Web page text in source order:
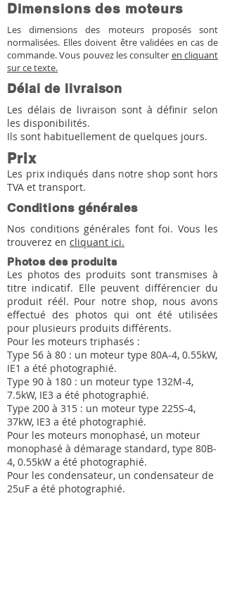
Dimensions des moteurs
Les dimensions des moteurs proposés sont
normalisées. Elles doivent être validées en cas de
commande. Vous pouvez les consulter en cliquant
sur ce texte.
Délai de livraison
Les délais de livraison sont à définir selon
les disponibilités.
Ils sont habituellement de quelques jours.
Prix
Les prix indiqués dans notre shop sont hors
TVA et transport.
Conditions générales
Nos conditions générales font foi. Vous les
trouverez en cliquant ici.
Photos des produits
Les photos des produits sont transmises à
titre indicatif. Elle peuvent différencier du
produit réél. Pour notre shop, nous avons
effectué des photos qui ont été utilisées
pour plusieurs produits différents.
Pour les moteurs triphasés :
Type 56 à 80 : un moteur type 80A-4, 0.55kW,
IE1 a été photographié.
Type 90 à 180 : un moteur type 132M-4,
7.5kW, IE3 a été photographié.
Type 200 à 315 : un moteur type 225S-4,
37kW, IE3 a été photographié.
Pour les moteurs monophasé, un moteur
monophasé à démarage standard, type 80B-
4, 0.55kW a été photographié.
Pour les condensateur, un condensateur de
25uF a été photographié.